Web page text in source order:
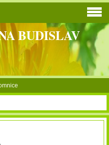
BUDISLAV